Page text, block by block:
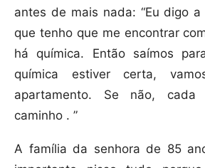
antes de mais nada: “Eu digo
que tenho que me encontrar
há química. Então saímos
química estiver certa,
apartamento. Se não,
caminho . ”
A família da senhora de 85